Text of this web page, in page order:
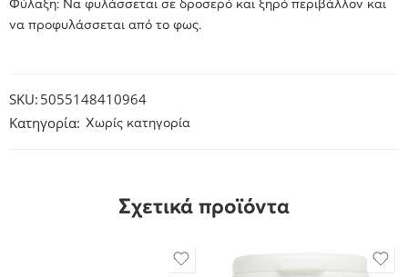
Φύλαξη: Να φυλάσσεται σε δροσερό και ξηρό περιβάλλον και
να προφυλάσσεται από το φως.
SKU: 5055148410964
Κατηγορία: Χωρίς κατηγορία
Σχετικά προϊόντα